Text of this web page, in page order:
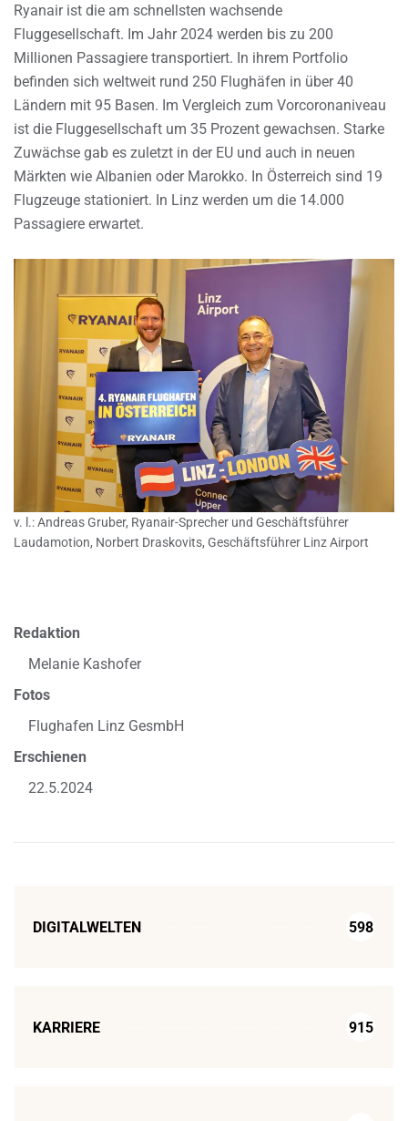
Ryanair ist die am schnellsten wachsende
Fluggesellschaft. Im Jahr 2024 werden bis zu 200
Millionen Passagiere transportiert. In ihrem Portfolio
befinden sich weltweit rund 250 Flughäfen in über 40
Ländern mit 95 Basen. Im Vergleich zum Vorcoronaniveau
ist die Fluggesellschaft um 35 Prozent gewachsen. Starke
Zuwächse gab es zuletzt in der EU und auch in neuen
Märkten wie Albanien oder Marokko. In Österreich sind 19
Flugzeuge stationiert. In Linz werden um die 14.000
Passagiere erwartet.
v. l.: Andreas Gruber, Ryanair-Sprecher und Geschäftsführer
Laudamotion, Norbert Draskovits, Geschäftsführer Linz Airport
Redaktion
Melanie Kashofer
Fotos
Flughafen Linz GesmbH
Erschienen
22.5.2024
DIGITALWELTEN 598
KARRIERE 915